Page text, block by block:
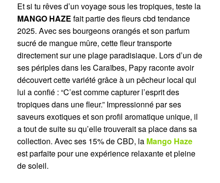
Et si tu rêves d’un voyage sous les tropiques, teste la
MANGO HAZE fait partie des fleurs cbd tendance
2025. Avec ses bourgeons orangés et son parfum
sucré de mangue mûre, cette fleur transporte
directement sur une plage paradisiaque. Lors d’un de
ses périples dans les Caraïbes, Papy raconte avoir
découvert cette variété grâce à un pêcheur local qui
lui a confié : “C’est comme capturer l’esprit des
tropiques dans une fleur.” Impressionné par ses
saveurs exotiques et son profil aromatique unique, il
a tout de suite su qu’elle trouverait sa place dans sa
collection. Avec ses 15% de CBD, la Mango Haze
est parfaite pour une expérience relaxante et pleine
de soleil.